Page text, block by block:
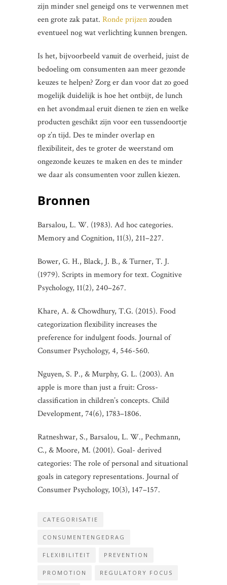
zijn minder snel geneigd ons te verwennen met
een grote zak patat. Ronde prijzenzouden
eventueel nog wat verlichting kunnen brengen.
Is het, bijvoorbeeld vanuit de overheid, juist de
bedoeling om consumenten aan meer gezonde
keuzes te helpen? Zorg er dan voor dat zo goed
mogelijk duidelijk is hoe het ontbijt, de lunch
en het avondmaal eruit dienen te zien en welke
producten geschikt zijn voor een tussendoortje
op z’n tijd. Des te minder overlap en
flexibiliteit, des te groter de weerstand om
ongezonde keuzes te maken en des te minder
we daar als consumenten voor zullen kiezen.
Bronnen
Barsalou, L. W. (1983). Ad hoc categories.
Memory and Cognition, 11(3), 211–227.
Bower, G. H., Black, J. B., & Turner, T. J.
(1979). Scripts in memory for text. Cognitive
Psychology, 11(2), 240–267.
Khare, A. & Chowdhury, T.G. (2015). Food
categorization flexibility increases the
preference for indulgent foods. Journal of
Consumer Psychology, 4, 546-560.
Nguyen, S. P., & Murphy, G. L. (2003). An
apple is more than just a fruit: Cross-
classification in children’s concepts. Child
Development, 74(6), 1783–1806.
Ratneshwar, S., Barsalou, L. W., Pechmann,
C., & Moore, M. (2001). Goal- derived
categories: The role of personal and situational
goals in category representations. Journal of
Consumer Psychology, 10(3), 147–157.
CATEGORISATIE
CONSUMENTENGEDRAG
FLEXIBILITEIT PREVENTION
PROMOTION REGULATORY FOCUS